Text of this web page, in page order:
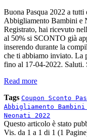
Buona Pasqua 2022 a
Abbigliamento Bambini e
Registrato, hai ricevuto
al 50% si SCONTO già
inserendo durante la
che ti abbiamo inviato. La
fino al 17-04-2022.
Read more
Tags Coupon Sconto
Abbigliamento Bambini
Neonati 2022
Questo articolo è stato
Vis. da 1 a 1 di 1 (1